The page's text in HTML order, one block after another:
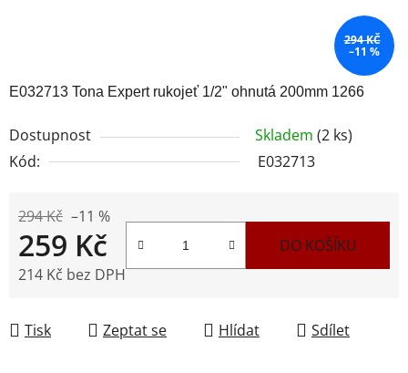
E032713 Tona Expert rukojeť 1/2" ohnutá 200mm 1266
Dostupnost Skladem (2 ks)
Kód:
E032713
294 Kč –11 %
259 Kč
214 Kč bez DPH
DO KOŠÍKU
Tisk Zeptat se Hlídat Sdílet
294 KČ
–11 %